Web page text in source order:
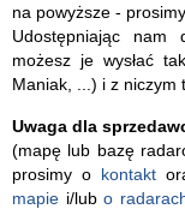
na powyższe -
Udostępniając nam
możesz je wysłać
Maniak, ...) i z niczym
Uwaga dla
(mapę lub bazę
prosimy o kontakt
mapie i/lubo